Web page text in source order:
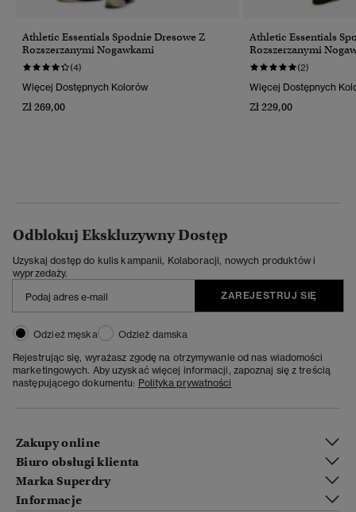
Athletic Essentials Spodnie Dresowe Z
Rozszerzanymi Nogawkami
(4)
Więcej Dostępnych Kolorów
Zł 269,00
Athletic Essentials
Rozszerzanymi
(2)
Więcej Dostępnych
Zł 229,00
Odblokuj Ekskluzywny Dostęp
Uzyskaj dostęp do kulis kampanii, Kolaboracji, nowych produktów i
wyprzedaży.
ZAREJESTRUJ SIĘ
Odzież męska
Odzież damska
Rejestrując się, wyrażasz zgodę na otrzymywanie od nas wiadomości
marketingowych. Aby uzyskać więcej informacji, zapoznaj się z treścią
następującego dokumentu: Polityka prywatności
Zakupy online
Biuro obsługi klienta
Marka Superdry
Informacje